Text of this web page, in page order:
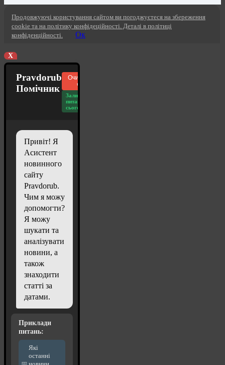
Продовжуючі користування сайтом ви погоджуєтеся на збереження
cookie та на політику конфідеційності. Деталі в політиці
конфіденційності.
Ок
X
Pravdorub
Помічник
Очистити
чат
Залишилось
питань
сьогодні: 20
Привіт! Я
Асистент
новинного
сайту
Pravdorub.
Чим я можу
допомогти?
Я можу
шукати та
аналізувати
новини, а
також
знаходити
статті за
датами.
Приклади
питань:
Які
останні